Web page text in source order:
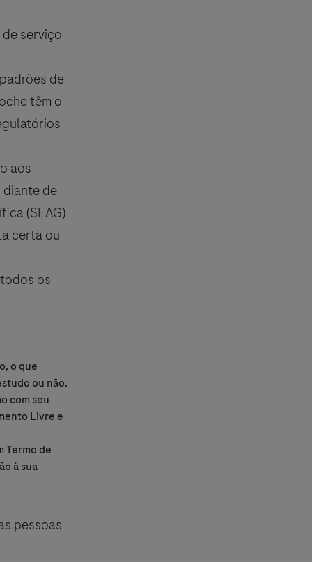
serviço
de
têm o
aos
diante de
(SEAG)
certa ou
os
o que
ou não.
com seu
Livre e
Termo de
à sua
pessoas